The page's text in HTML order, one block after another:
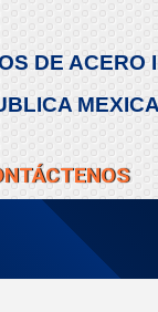
DE ACERO